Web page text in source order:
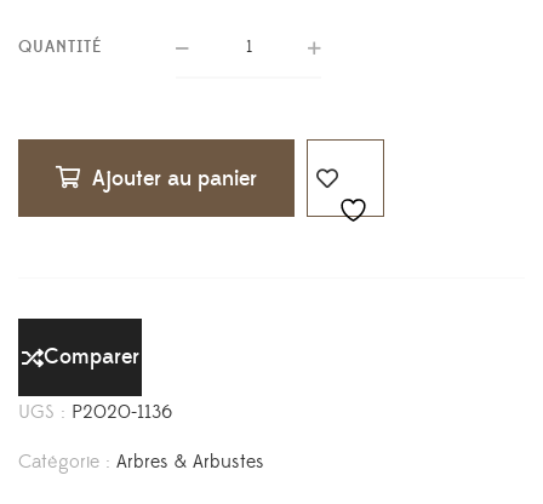
QUANTITÉ
Ajouter au panier
Comparer
UGS : P2020-1136
Catégorie : Arbres & Arbustes